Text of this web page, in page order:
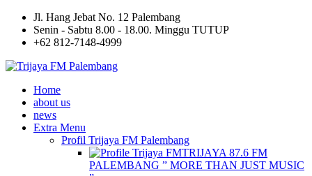
Jl. Hang Jebat No. 12 Palembang
Senin - Sabtu 8.00 - 18.00. Minggu TUTUP
+62 812-7148-4999
Home
about us
news
Extra Menu
Profil Trijaya FM Palembang
TRIJAYA 87.6 FM
PALEMBANG ” MORE THAN JUST MUSIC